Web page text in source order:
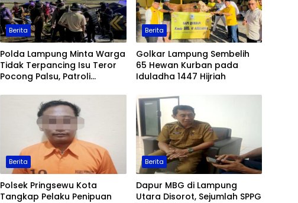
Berita
Polda Lampung Minta Warga
Tidak Terpancing Isu Teror
Pocong Palsu, Patroli
Berita
Golkar Lampung Sembelih
65 Hewan Kurban pada
Iduladha 1447 Hijriah
Berita
Polsek Pringsewu Kota
Tangkap Pelaku Penipuan
Berita
Dapur MBG di Lampung
Utara Disorot, Sejumlah SPPG